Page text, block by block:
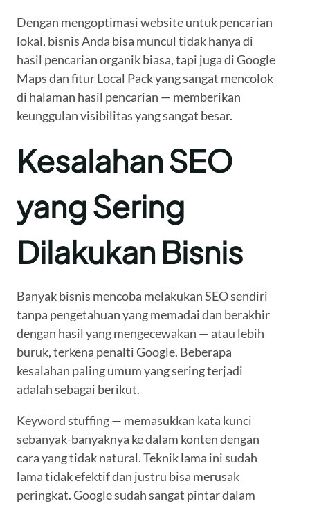
Dengan mengoptimasi website untuk pencarian
lokal, bisnis Anda bisa muncul tidak hanya di
hasil pencarian organik biasa, tapi juga di Google
Maps dan fitur Local Pack yang sangat mencolok
di halaman hasil pencarian — memberikan
keunggulan visibilitas yang sangat besar.
Kesalahan SEO
yang Sering
Dilakukan Bisnis
Banyak bisnis mencoba melakukan SEO sendiri
tanpa pengetahuan yang memadai dan berakhir
dengan hasil yang mengecewakan — atau lebih
buruk, terkena penalti Google. Beberapa
kesalahan paling umum yang sering terjadi
adalah sebagai berikut.
Keyword stuffing — memasukkan kata kunci
sebanyak-banyaknya ke dalam konten dengan
cara yang tidak natural. Teknik lama ini sudah
lama tidak efektif dan justru bisa merusak
peringkat. Google sudah sangat pintar dalam